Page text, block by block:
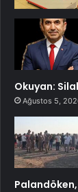
Okuyan:
Ağustos 5,
Palandöken,